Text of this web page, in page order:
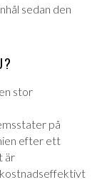
sedan den
stor
på
efter ett
är
kostnadseffektivt